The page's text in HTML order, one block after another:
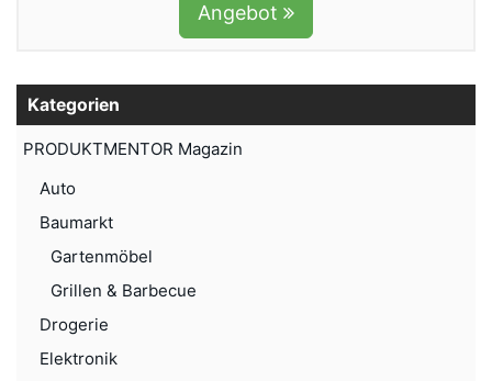
Angebot
Kategorien
PRODUKTMENTOR Magazin
Auto
Baumarkt
Gartenmöbel
Grillen & Barbecue
Drogerie
Elektronik